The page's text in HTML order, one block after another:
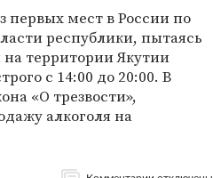
первых мест в России по
республики, пытаясь
на территории Якутии
с 14:00 до 20:00. В
«О трезвости»,
алкоголя на